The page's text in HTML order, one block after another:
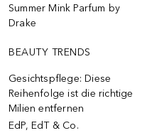
Summer Mink Parfum by
Drake
BEAUTY TRENDS
Gesichtspflege: Diese
Reihenfolge ist die richtige
Milien entfernen
EdP, EdT & Co.